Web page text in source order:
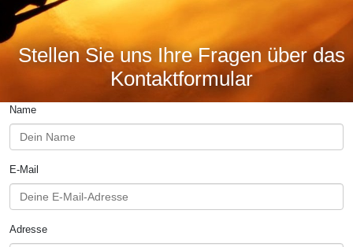
Stellen Sie uns Ihre Fragen über das
Kontaktformular
Name
E-Mail
Adresse